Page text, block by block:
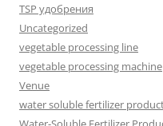
TSP удобрения
Uncategorized
vegetable processing line
vegetable processing machine
Venue
water soluble fertilizer